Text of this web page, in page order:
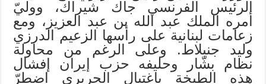
الرئيس الفرنسي جاك شيراك، ووليّ
أمره الملك عبد الله بن عبد العزيز، ومع
زعامات لبنانية على رأسها الزعيم الدرزي
وليد جنبلاط. وعلى الرغم من محاولة
نظام بشّار وحليفه حزب إيران إفشال
هذه الطبخة باغتيال الحريري اضطرّ